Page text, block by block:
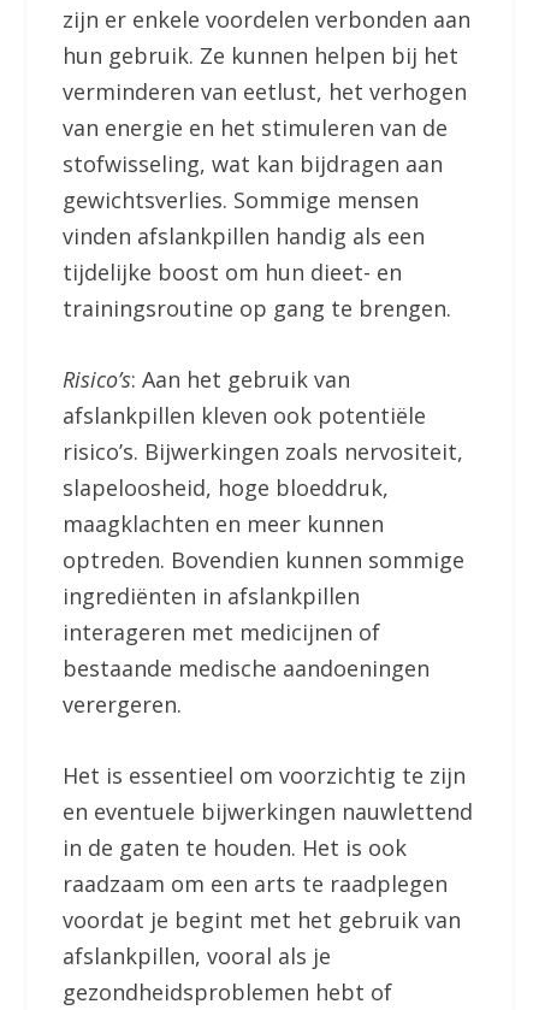
zijn er enkele voordelen verbonden aan
hun gebruik. Ze kunnen helpen bij het
verminderen van eetlust, het verhogen
van energie en het stimuleren van de
stofwisseling, wat kan bijdragen aan
gewichtsverlies. Sommige mensen
vinden afslankpillen handig als een
tijdelijke boost om hun dieet- en
trainingsroutine op gang te brengen.
Risico’s: Aan het gebruik van
afslankpillen kleven ook potentiële
risico’s. Bijwerkingen zoals nervositeit,
slapeloosheid, hoge bloeddruk,
maagklachten en meer kunnen
optreden. Bovendien kunnen sommige
ingrediënten in afslankpillen
interageren met medicijnen of
bestaande medische aandoeningen
verergeren.
Het is essentieel om voorzichtig te zijn
en eventuele bijwerkingen nauwlettend
in de gaten te houden. Het is ook
raadzaam om een arts te raadplegen
voordat je begint met het gebruik van
afslankpillen, vooral als je
gezondheidsproblemen hebt of